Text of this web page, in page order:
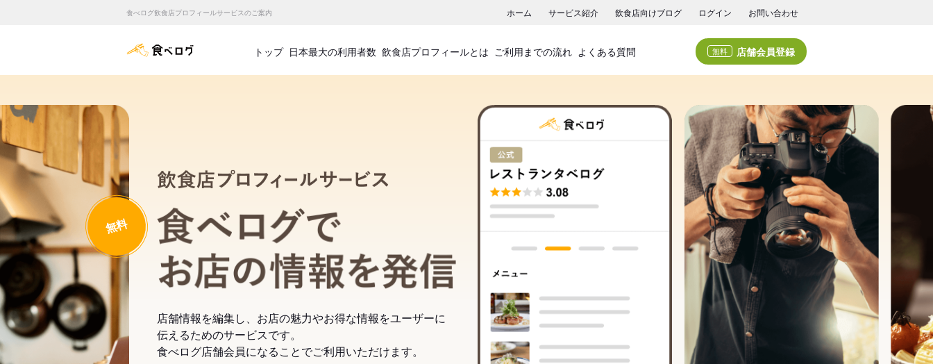
食べログ飲食店プロフィールサービスのご案内 ホーム サービス紹介 飲食店向けブログ ログイン お問い合わせ
食べログ店舗管理画面
トップ 日本最大の利用者数 飲食店プロフィールとは ご利用までの流れ よくある質問 無料 店舗会員登録
飲食店プロフィールサービス
食べログでお店の情報を発信
無料
店舗情報を編集し、お店の魅力やお得な情報をユーザーに
伝えるためのサービスです。
食べログ店舗会員になることでご利用いただけます。